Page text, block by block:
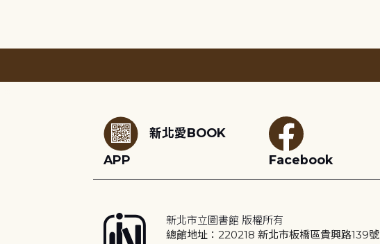
新北愛BOOK
APP
Facebook
新北市立圖書館 版權所有
總館地址：220218 新北市板橋區貴興路139號